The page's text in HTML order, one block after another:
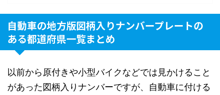
自動車の地方版図柄入りナンバープレートの
ある都道府県一覧まとめ
以前から原付きや小型バイクなどでは見かけること
があった図柄入りナンバーですが、自動車に付ける